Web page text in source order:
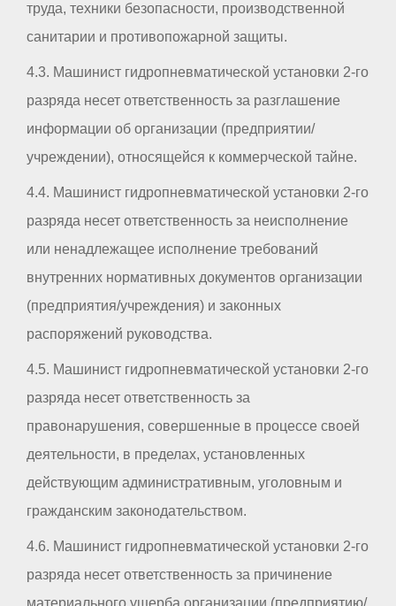
труда, техники безопасности, производственной
санитарии и противопожарной защиты.
4.3. Машинист гидропневматической установки 2-го
разряда несет ответственность за разглашение
информации об организации (предприятии/
учреждении), относящейся к коммерческой тайне.
4.4. Машинист гидропневматической установки 2-го
разряда несет ответственность за неисполнение
или ненадлежащее исполнение требований
внутренних нормативных документов организации
(предприятия/учреждения) и законных
распоряжений руководства.
4.5. Машинист гидропневматической установки 2-го
разряда несет ответственность за
правонарушения, совершенные в процессе своей
деятельности, в пределах, установленных
действующим административным, уголовным и
гражданским законодательством.
4.6. Машинист гидропневматической установки 2-го
разряда несет ответственность за причинение